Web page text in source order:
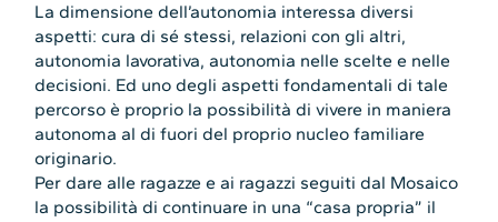
La dimensione dell’autonomia interessa diversi
aspetti: cura di sé stessi, relazioni con gli altri,
autonomia lavorativa, autonomia nelle scelte e nelle
decisioni. Ed uno degli aspetti fondamentali di tale
percorso è proprio la possibilità di vivere in maniera
autonoma al di fuori del proprio nucleo familiare
originario.
Per dare alle ragazze e ai ragazzi seguiti dal Mosaico
la possibilità di continuare in una “casa propria” il